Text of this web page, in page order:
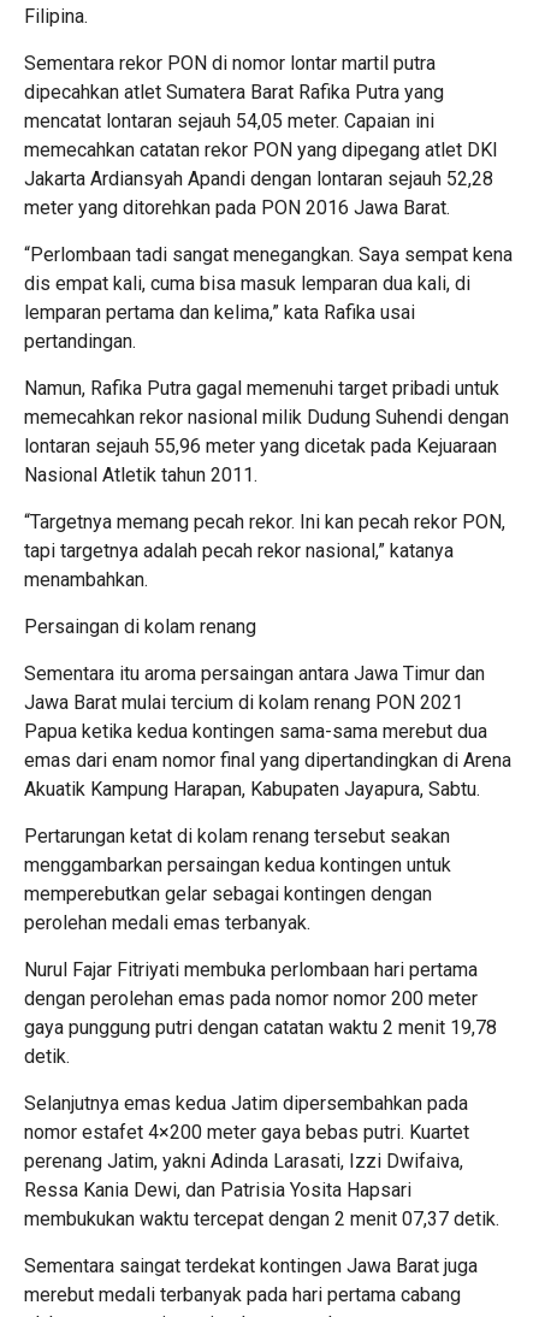
Filipina.
Sementara rekor PON di nomor lontar martil putra
dipecahkan atlet Sumatera Barat Rafika Putra yang
mencatat lontaran sejauh 54,05 meter. Capaian ini
memecahkan catatan rekor PON yang dipegang atlet DKI
Jakarta Ardiansyah Apandi dengan lontaran sejauh 52,28
meter yang ditorehkan pada PON 2016 Jawa Barat.
“Perlombaan tadi sangat menegangkan. Saya sempat kena
dis empat kali, cuma bisa masuk lemparan dua kali, di
lemparan pertama dan kelima,” kata Rafika usai
pertandingan.
Namun, Rafika Putra gagal memenuhi target pribadi untuk
memecahkan rekor nasional milik Dudung Suhendi dengan
lontaran sejauh 55,96 meter yang dicetak pada Kejuaraan
Nasional Atletik tahun 2011.
“Targetnya memang pecah rekor. Ini kan pecah rekor PON,
tapi targetnya adalah pecah rekor nasional,” katanya
menambahkan.
Persaingan di kolam renang
Sementara itu aroma persaingan antara Jawa Timur dan
Jawa Barat mulai tercium di kolam renang PON 2021
Papua ketika kedua kontingen sama-sama merebut dua
emas dari enam nomor final yang dipertandingkan di Arena
Akuatik Kampung Harapan, Kabupaten Jayapura, Sabtu.
Pertarungan ketat di kolam renang tersebut seakan
menggambarkan persaingan kedua kontingen untuk
memperebutkan gelar sebagai kontingen dengan
perolehan medali emas terbanyak.
Nurul Fajar Fitriyati membuka perlombaan hari pertama
dengan perolehan emas pada nomor nomor 200 meter
gaya punggung putri dengan catatan waktu 2 menit 19,78
detik.
Selanjutnya emas kedua Jatim dipersembahkan pada
nomor estafet 4×200 meter gaya bebas putri. Kuartet
perenang Jatim, yakni Adinda Larasati, Izzi Dwifaiva,
Ressa Kania Dewi, dan Patrisia Yosita Hapsari
membukukan waktu tercepat dengan 2 menit 07,37 detik.
Sementara saingat terdekat kontingen Jawa Barat juga
merebut medali terbanyak pada hari pertama cabang